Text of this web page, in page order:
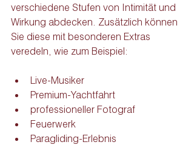
verschiedene Stufen von Intimität und
Wirkung abdecken. Zusätzlich können
Sie diese mit besonderen Extras
veredeln, wie zum Beispiel:
Live-Musiker
Premium-Yachtfahrt
professioneller Fotograf
Feuerwerk
Paragliding-Erlebnis